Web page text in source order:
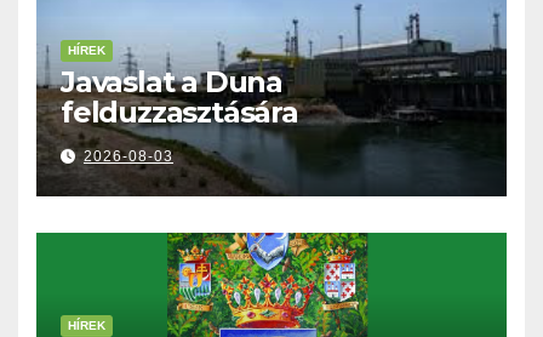
HÍREK
Javaslat a Duna
felduzzasztására
2026-08-03
HÍREK